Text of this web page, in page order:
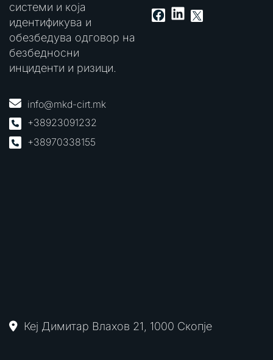
системи и која
идентификува и
обезбедува одговор на
безбедносни
инциденти и ризици.
info@mkd-cirt.mk
+38923091232
+38970338155
Facebook
LinkedIn
X
Кеј Димитар Влахов 21, 1000 Скопје